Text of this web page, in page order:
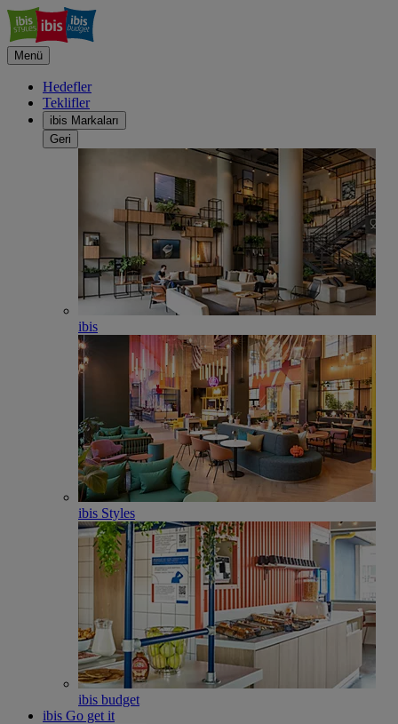
Menü
Hedefler
Teklifler
ibis Markaları
Geri
ibis
ibis Styles
ibis budget
ibis Go get it